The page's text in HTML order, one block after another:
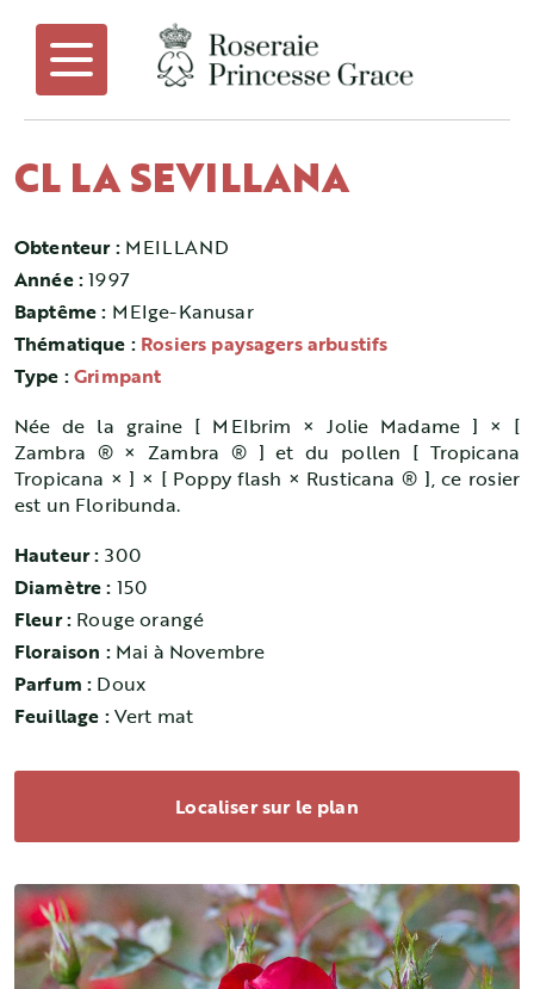
CL LA SEVILLANA
Obtenteur : MEILLAND
Année :1997
Baptême : MEIge-Kanusar
Thématique : Rosiers paysagers arbustifs
Type :Grimpant
Née de la graine [ MEIbrim × Jolie Madame ] × [
Zambra ® × Zambra ® ] et du pollen [ Tropicana
Tropicana × ] × [ Poppy flash × Rusticana ® ], ce rosier
est un Floribunda.
Hauteur : 300
Diamètre : 150
Fleur : Rouge orangé
Floraison : Mai à Novembre
Parfum : Doux
Feuillage :Vert mat
Localiser sur le plan